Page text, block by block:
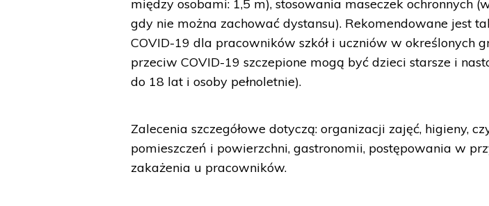
między osobami: 1,5 m), stosowania maseczek ochronnych
gdy nie można zachować dystansu). Rekomendowane jest
COVID-19 dla pracowników szkół i uczniów w określonych
przeciw COVID-19 szczepione mogą być dzieci starsze i
do 18 lat i osoby pełnoletnie).
Zalecenia szczegółowe dotyczą: organizacji zajęć, higieny,
pomieszczeń i powierzchni, gastronomii, postępowania w
zakażenia u pracowników.